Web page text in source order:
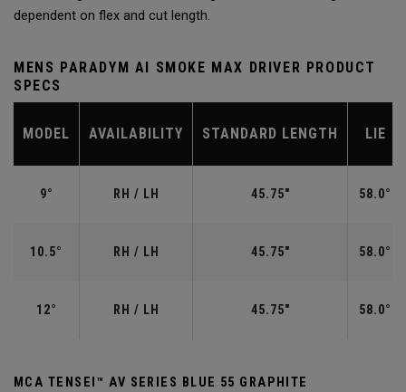
dependent on flex and cut length.
MENS PARADYM AI SMOKE MAX DRIVER PRODUCT
SPECS
MODEL AVAILABILITY STANDARD LENGTH LIE
9° RH / LH 45.75" 58.0°
10.5° RH / LH 45.75" 58.0°
12° RH / LH 45.75" 58.0°
MCA TENSEI™ AV SERIES BLUE 55 GRAPHITE